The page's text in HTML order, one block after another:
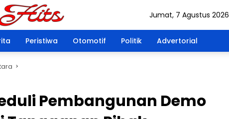
Jumat, 7 Agustus 2026
Peristiwa Otomotif Politik Advertorial
Pembangunan Demo